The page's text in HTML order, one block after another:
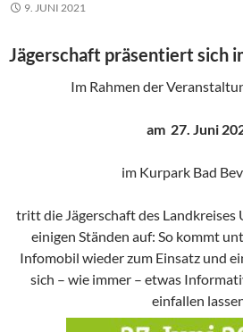
9. JUNI 2021
Jägerschaft präsentiert sich
Im Rahmen der
am 27. Juni
im Kurpark Bad
tritt die Jägerschaft des Landkreises
einigen Ständen auf: So kommt
Infomobil wieder zum Einsatz und
sich – wie immer – etwas
einfallen